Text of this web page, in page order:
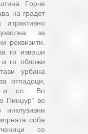
Ѓорче
на градот
за
реквизити.
го изврши
го обложи
урбана
отпадоци,
и сл.. Во
Пинџур“ во
соба
со